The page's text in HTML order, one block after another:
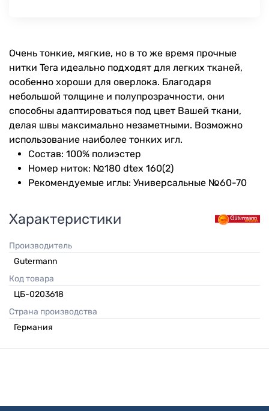
Очень тонкие, мягкие, но в то же время прочные
нитки Tera идеально подходят для легких тканей,
особенно хороши для оверлока. Благодаря
небольшой толщине и полупрозрачности, они
способны адаптироваться под цвет Вашей ткани,
делая швы максимально незаметными. Возможно
использование наиболее тонких игл.
Состав: 100% полиэстер
Номер ниток: №180 dtex 160(2)
Рекомендуемые иглы: Универсальные №60-70
Характеристики
Производитель
Gutermann
Код товара
ЦБ-0203618
Страна производства
Германия